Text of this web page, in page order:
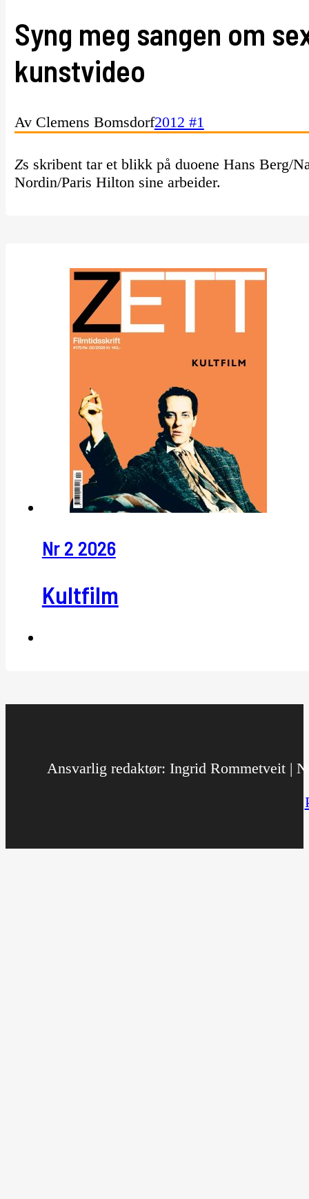
Syng meg sangen om
kunstvideo
Av Clemens Bomsdorf2012 #1
Zs skribent tar et blikk på duoene Hans Berg/
Nordin/Paris Hilton sine arbeider.
Nr 2 2026
Kultfilm
Ansvarlig redaktør: Ingrid Rommetveit |